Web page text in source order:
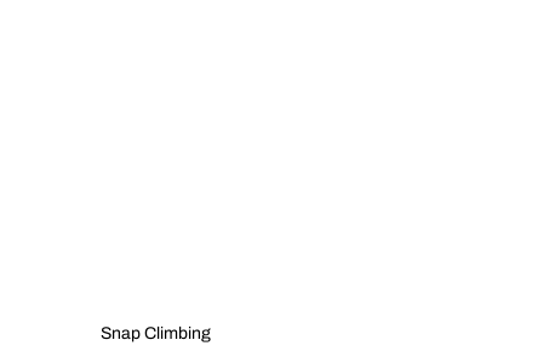
Snap Climbing